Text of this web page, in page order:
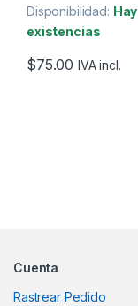
Disponibilidad: Hay
existencias
$75.00 IVA incl.
Cuenta
Rastrear Pedido